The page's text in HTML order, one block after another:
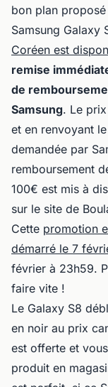
bon plan
Samsung Galaxy
Coréen est
remise
de
Samsung. Le
et en renvoyant
demandée par
remboursement
100€ est mis à
sur le site de
Cette promotion
démarré le 7
février à 23h59.
faire vite !
Le Galaxy S8
en noir au prix
est offerte et
produit en